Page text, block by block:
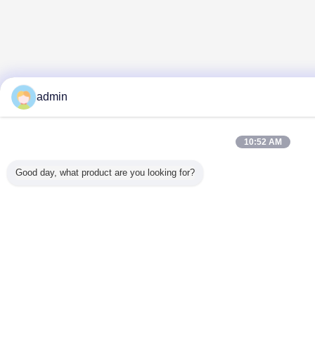
admin
10:52 AM
Good day, what product are you looking for?